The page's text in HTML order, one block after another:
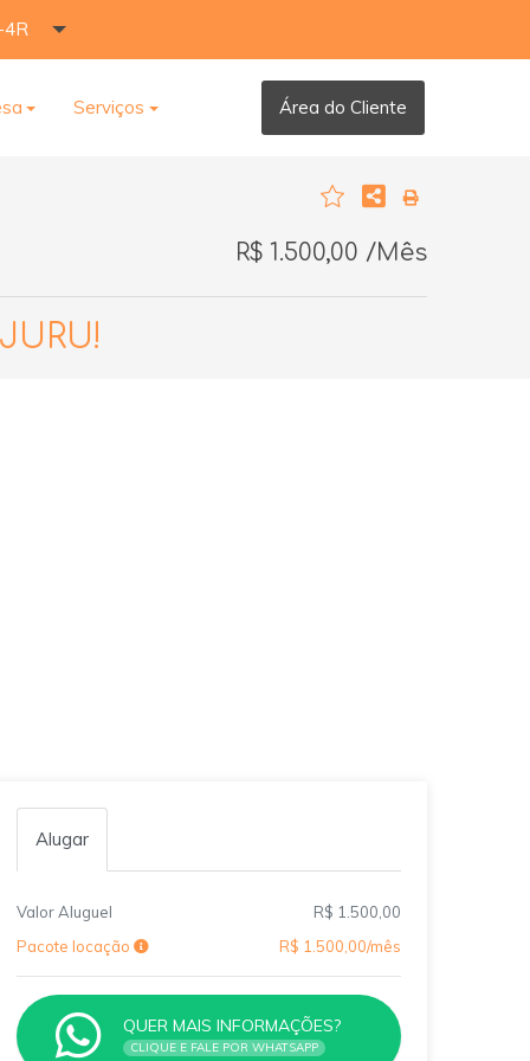
4R
Serviços Área do Cliente
R$ 1.500,00 /Mês
Alugar
Valor Aluguel
R$ 1.500,00
Pacote locação
R$ 1.500,00/mês
QUER MAIS INFORMAÇÕES?
CLIQUE E FALE POR WHATSAPP